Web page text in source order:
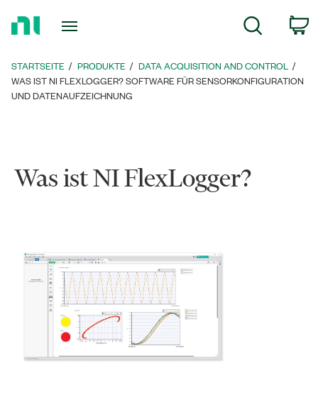
zur
Suche
STARTSEITE PRODUKTE
DATA ACQUISITION AND CONTROL
WAS IST NI FLEXLOGGER? SOFTWARE FÜR SENSORKONFIGURATION
UND DATENAUFZEICHNUNG
Was ist NI FlexLogger?